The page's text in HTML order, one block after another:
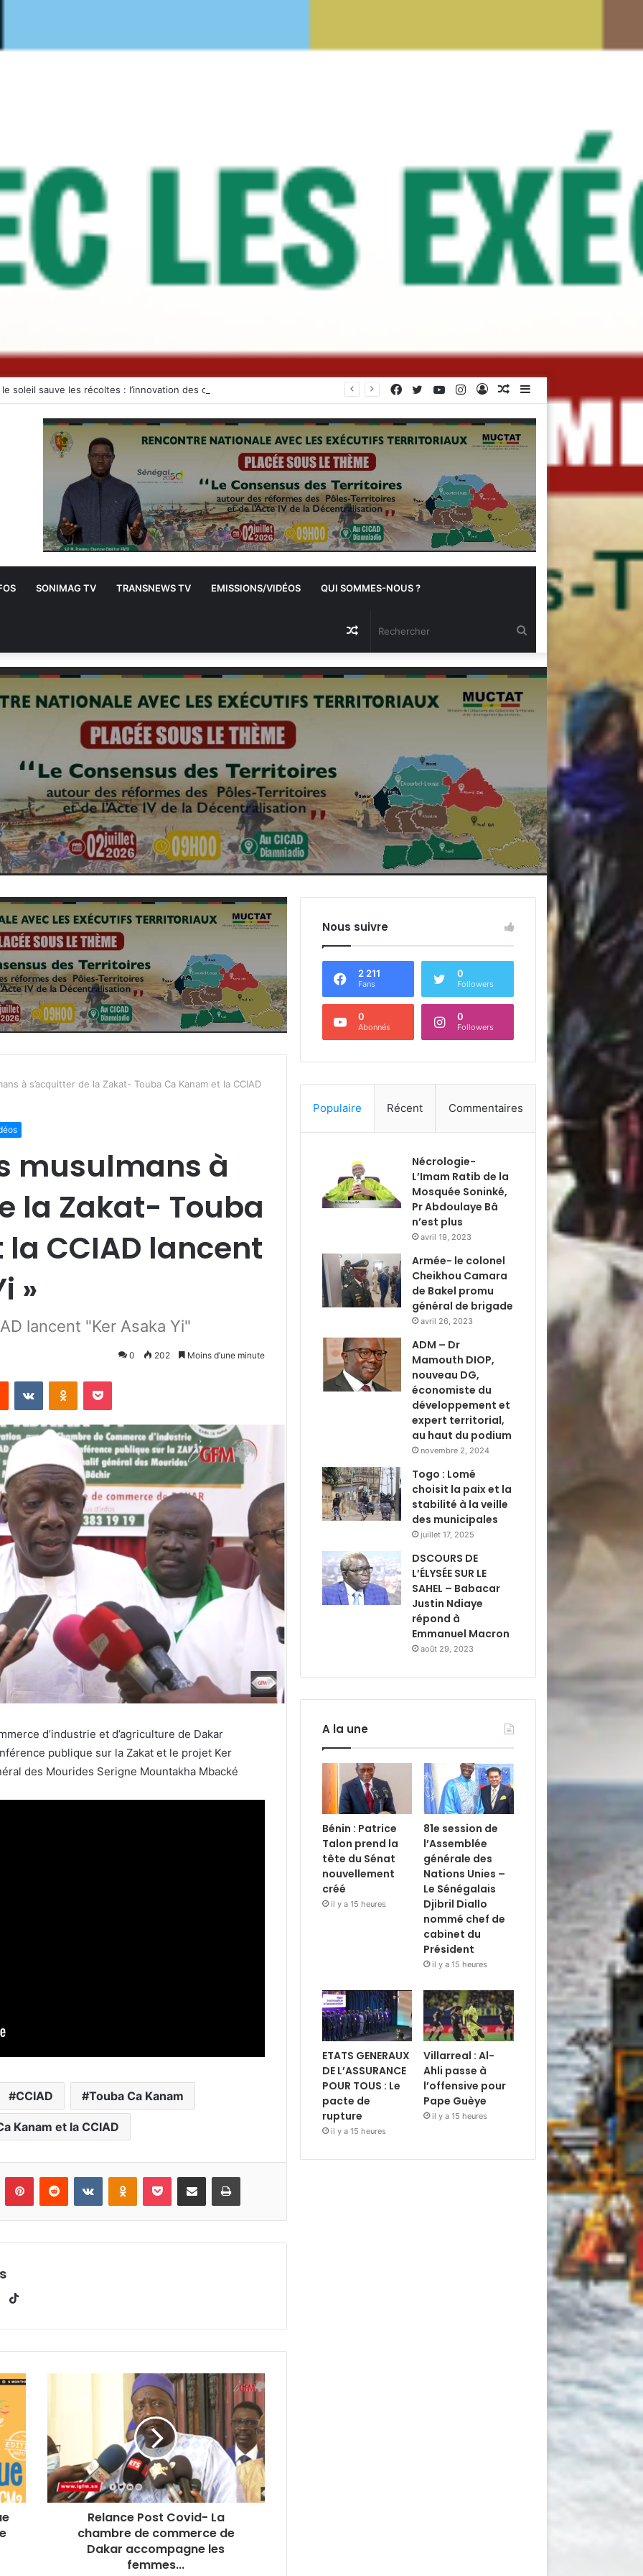
Sidebar
(barre
latérale)
Article
Aléatoire
Connexion
Instagram
YouTube
Twitter
Facebook
SONIMAG TV TRANSNEWS TV EMISSIONS/VIDÉOS QUI SOMMES-NOUS ?
Article
Aléatoire
à s’acquitter de la Zakat- Touba Ca Kanam et la CCIAD
musulmans à
la Zakat- Touba
CCIAD lancent
»
lancent "Ker Asaka Yi"
0 202 Moins d’une minute
VKontakte
d’industrie et d’agriculture de Dakar
publique sur la Zakat et le projet Ker
des Mourides Serigne Mountakha Mbacké
CCIAD Touba Ca Kanam
Kanam et la CCIAD
VKontakte
T
k
T
k
Relance Post Covid- La
chambre de commerce de
Dakar accompagne les
femmes...
Nous suivre
2 211
Fans
0
Followers
0
Abonnés
0
Followers
Populaire Récent Commentaires
Nécrologie-
L’Imam Ratib de la
Mosquée Soninké,
Pr Abdoulaye Bâ
n’est plus
avril 19, 2023
Armée- le colonel
Cheikhou Camara
de Bakel promu
général de brigade
avril 26, 2023
ADM – Dr
Mamouth DIOP,
nouveau DG,
économiste du
développement et
expert territorial,
au haut du podium
novembre 2, 2024
Togo : Lomé
choisit la paix et la
stabilité à la veille
des municipales
juillet 17, 2025
DSCOURS DE
L’ÉLYSÉE SUR LE
SAHEL – Babacar
Justin Ndiaye
répond à
Emmanuel Macron
août 29, 2023
A la une
Bénin : Patrice
Talon prend la
tête du Sénat
nouvellement
créé
il y a 15 heures
81e session de
l’Assemblée
générale des
Nations Unies –
Le Sénégalais
Djibril Diallo
nommé chef de
cabinet du
Président
il y a 15 heures
ETATS GENERAUX
DE L’ASSURANCE
POUR TOUS : Le
pacte de
rupture
il y a 15 heures
Villarreal : Al-
Ahli passe à
l’offensive pour
Pape Guèye
il y a 15 heures